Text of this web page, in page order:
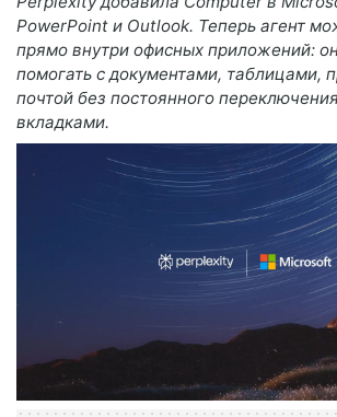
PowerPoint и Outlook. Теперь агент
прямо внутри офисных приложений:
помогать с документами, таблицами,
почтой без постоянного
вкладками.